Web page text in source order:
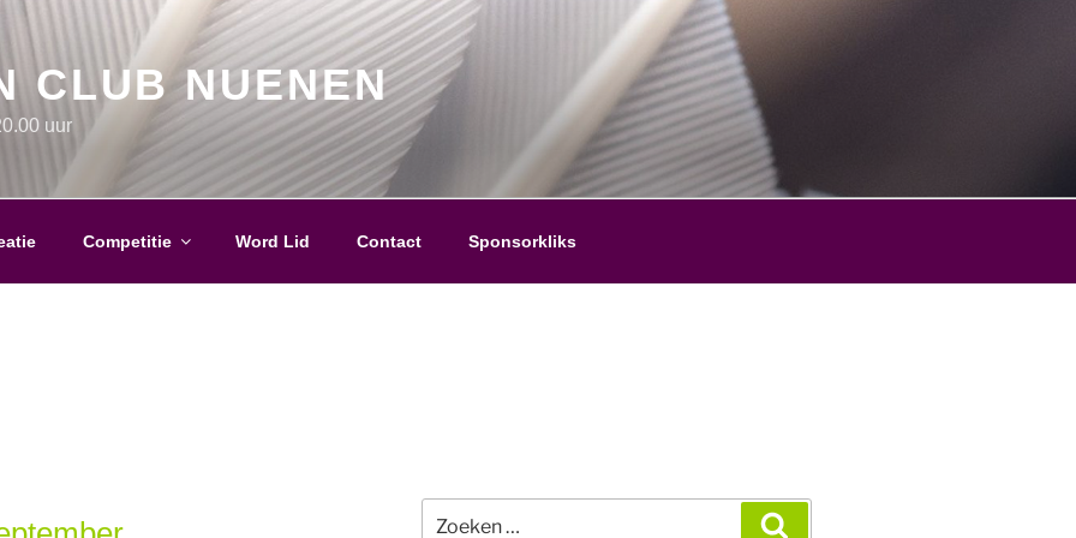
CLUB NUENEN
uur
Competitie Word Lid Contact Sponsorkliks